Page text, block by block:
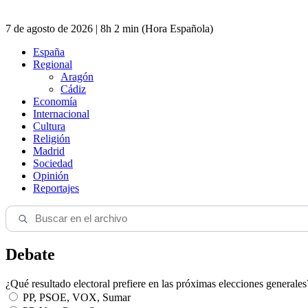
7 de agosto de 2026 | 8h 2 min (Hora Española)
España
Regional
Aragón
Cádiz
Economía
Internacional
Cultura
Religión
Madrid
Sociedad
Opinión
Reportajes
Debate
¿Qué resultado electoral prefiere en las próximas elecciones
PP, PSOE, VOX, Sumar